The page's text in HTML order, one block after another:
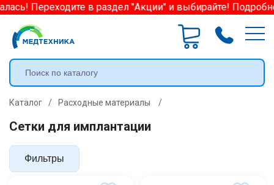
Переходите в раздел "Акции" и выбирайте!
Каталог / Расходные материалы /
Сетки для имплантации
Фильтры